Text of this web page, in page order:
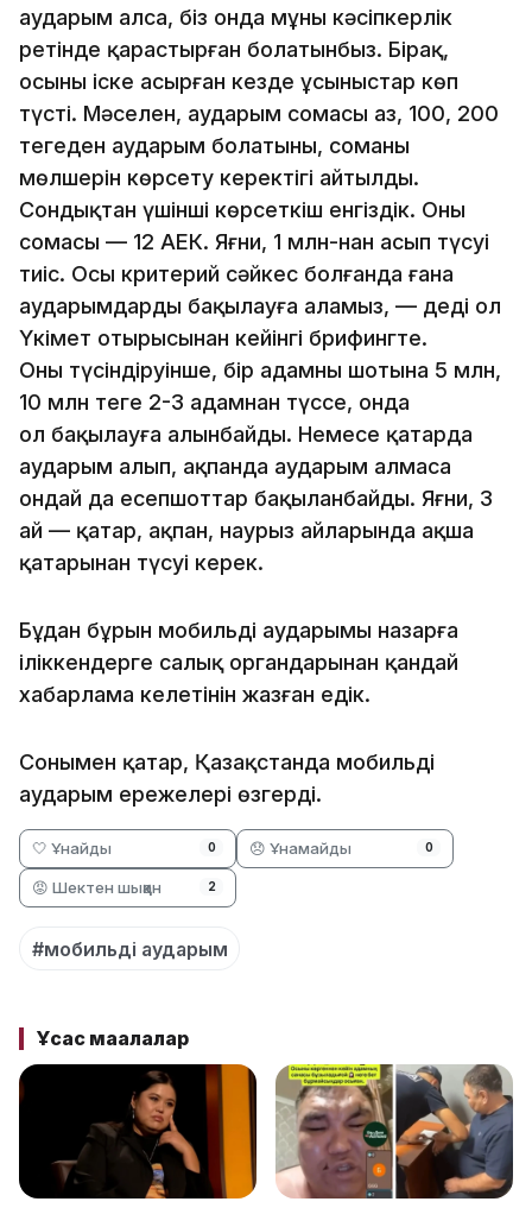
аударым алса, біз онда мұны кәсіпкерлік
ретінде қарастырған болатынбыз. Бірақ,
осыны іске асырған кезде ұсыныстар көп
түсті. Мәселен, аударым сомасы аз, 100, 200
теңгеден аударым болатыны, соманың
мөлшерін көрсету керектігі айтылды.
Сондықтан үшінші көрсеткіш енгіздік. Оның
сомасы — 12 АЕК. Яғни, 1 млн-нан асып түсуі
тиіс. Осы критерий сәйкес болғанда ғана
аударымдарды бақылауға аламыз, — деді ол
Үкімет отырысынан кейінгі брифингте.
Оның түсіндіруінше, бір адамның шотына 5 млн,
10 млн теңге 2-3 адамнан түссе, онда
ол бақылауға алынбайды. Немесе қаңтарда
аударым алып, ақпанда аударым алмаса
ондай да есепшоттар бақыланбайды. Яғни, 3
ай — қаңтар, ақпан, наурыз айларында ақша
қатарынан түсуі керек.
Бұдан бұрын мобильді аударымы назарға
іліккендерге салық органдарынан қандай
хабарлама келетінін жазған едік.
Сонымен қатар, Қазақстанда мобильді
аударым ережелері өзгерді.
🤍 Ұнайды 0 😞 Ұнамайды 0
😡 Шектен шыққан 2
#мобильді аударым
Ұқсас мақалалар